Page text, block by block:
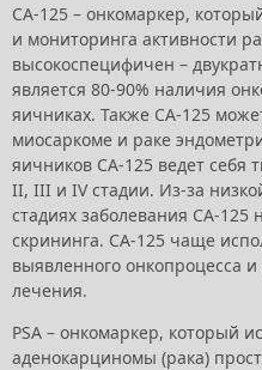
CA-125 – онкомаркер,
и мониторинга активности
высокоспецифичен –
является 80-90% наличия
яичниках. Также CA-125
миосаркоме и раке
яичников CA-125 ведет себя
II, III и IV стадии. Из-за
стадиях заболевания CA-125
скрининга. CA-125 чаще
выявленного онкопроцесса
лечения.
PSA – онкомаркер, который
аденокарциномы (рака)